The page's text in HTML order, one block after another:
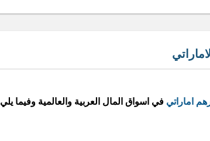
اماراتي في اسواق المال العربية والعالمية وفيما يلي